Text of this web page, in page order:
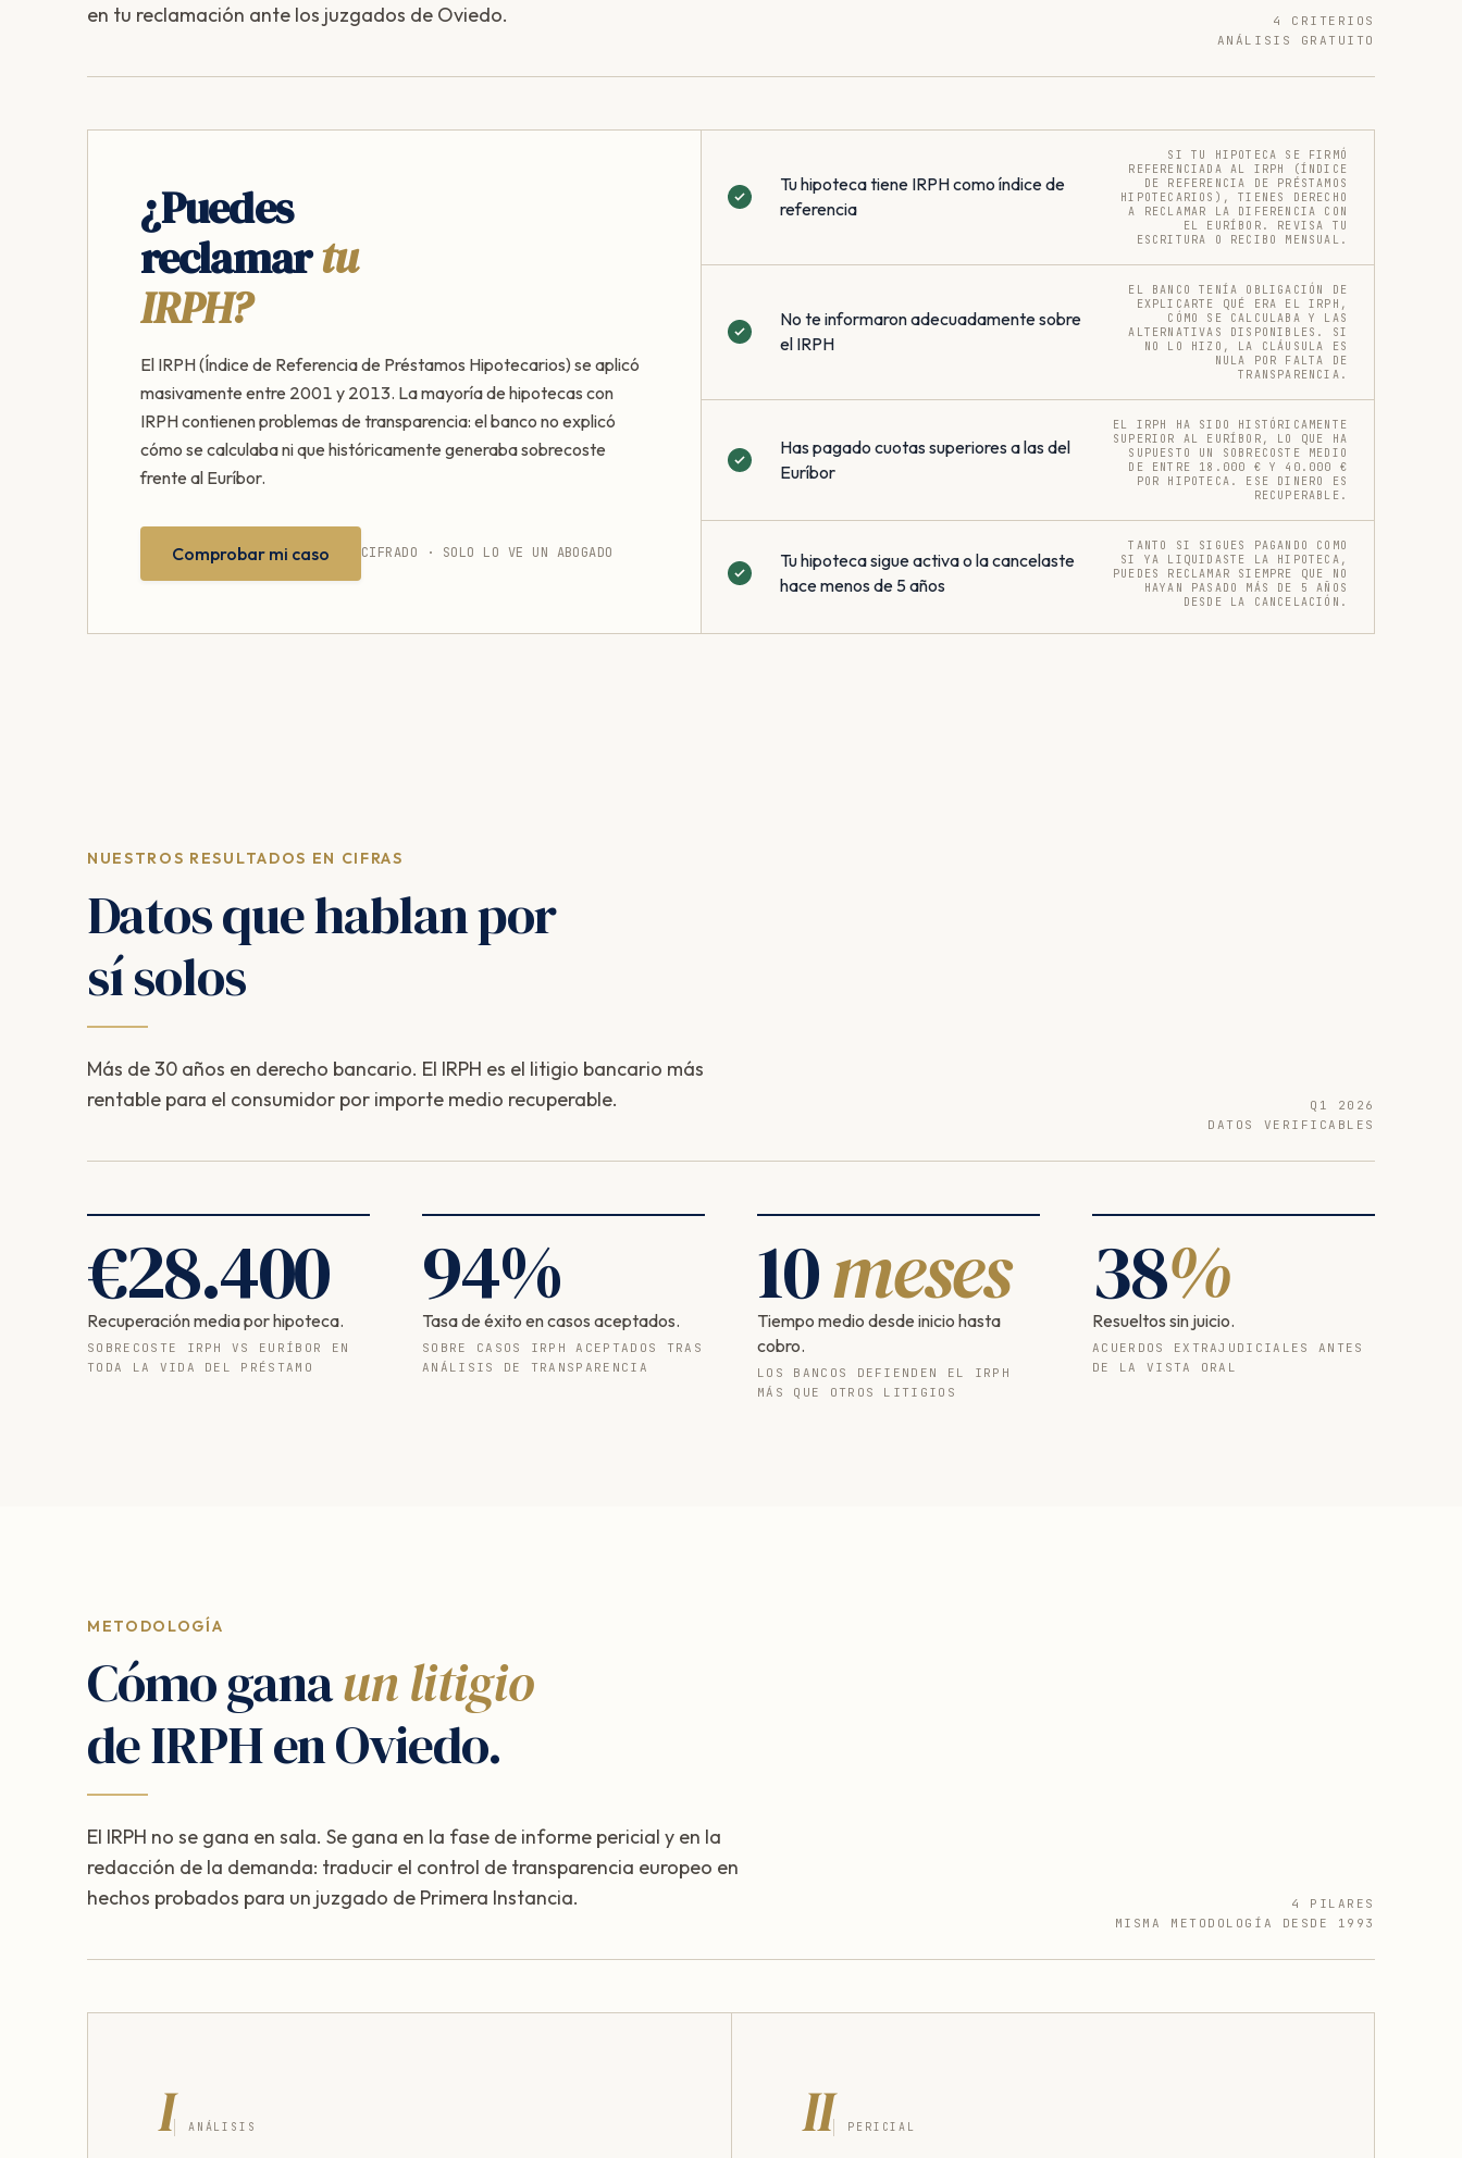
en tu reclamación ante los juzgados de Oviedo.
4 CRITERIOS
ANÁLISIS GRATUITO
¿Puedes
reclamartu
IRPH?
El IRPH (Índice de Referencia de Préstamos Hipotecarios) se aplicó
masivamente entre 2001 y 2013. La mayoría de hipotecas con
IRPH contienen problemas de transparencia: el banco no explicó
cómo se calculaba ni que históricamente generaba sobrecoste
frente al Euríbor.
Comprobar mi caso CIFRADO · SOLO LO VE UN ABOGADO
Tu hipoteca tiene IRPH como índice de
referencia
SI TU HIPOTECA SE FIRMÓ
REFERENCIADA AL IRPH (ÍNDICE
DE REFERENCIA DE PRÉSTAMOS
HIPOTECARIOS), TIENES DERECHO
A RECLAMAR LA DIFERENCIA CON
EL EURÍBOR. REVISA TU
ESCRITURA O RECIBO MENSUAL.
No te informaron adecuadamente sobre
el IRPH
EL BANCO TENÍA OBLIGACIÓN DE
EXPLICARTE QUÉ ERA EL IRPH,
CÓMO SE CALCULABA Y LAS
ALTERNATIVAS DISPONIBLES. SI
NO LO HIZO, LA CLÁUSULA ES
NULA POR FALTA DE
TRANSPARENCIA.
Has pagado cuotas superiores a las del
Euríbor
EL IRPH HA SIDO HISTÓRICAMENTE
SUPERIOR AL EURÍBOR, LO QUE HA
SUPUESTO UN SOBRECOSTE MEDIO
DE ENTRE 18.000 € Y 40.000 €
POR HIPOTECA. ESE DINERO ES
RECUPERABLE.
Tu hipoteca sigue activa o la cancelaste
hace menos de 5 años
TANTO SI SIGUES PAGANDO COMO
SI YA LIQUIDASTE LA HIPOTECA,
PUEDES RECLAMAR SIEMPRE QUE NO
HAYAN PASADO MÁS DE 5 AÑOS
DESDE LA CANCELACIÓN.
NUESTROS RESULTADOS EN CIFRAS
Datos que hablan por
sí solos
Más de 30 años en derecho bancario. El IRPH es el litigio bancario más
rentable para el consumidor por importe medio recuperable.
Q1 2026
DATOS VERIFICABLES
€28.400
Recuperación media por hipoteca.
SOBRECOSTE IRPH VS EURÍBOR EN
TODA LA VIDA DEL PRÉSTAMO
94%
Tasa de éxito en casos aceptados.
SOBRE CASOS IRPH ACEPTADOS TRAS
ANÁLISIS DE TRANSPARENCIA
10meses
Tiempo medio desde inicio hasta
cobro.
LOS BANCOS DEFIENDEN EL IRPH
MÁS QUE OTROS LITIGIOS
38%
Resueltos sin juicio.
ACUERDOS EXTRAJUDICIALES ANTES
DE LA VISTA ORAL
METODOLOGÍA
Cómo ganaun litigio
de IRPH en Oviedo.
El IRPH no se gana en sala. Se gana en la fase de informe pericial y en la
redacción de la demanda: traducir el control de transparencia europeo en
hechos probados para un juzgado de Primera Instancia.
4 PILARES
MISMA METODOLOGÍA DESDE 1993
I ANÁLISIS II PERICIAL